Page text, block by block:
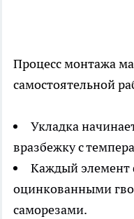
Процесс монтажа
самостоятельной
Укладка
вразбежку с
Каждый элемент
оцинкованными
саморезами.